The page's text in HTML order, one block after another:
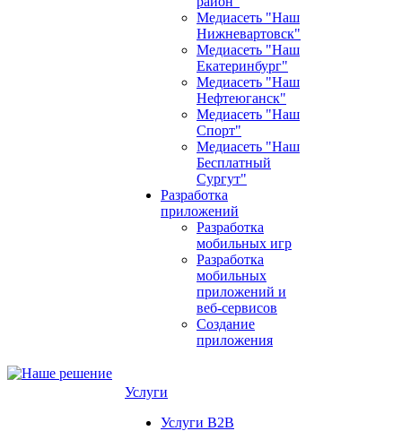
Медиасеть "Наш
Нижневартовск"
Медиасеть "Наш
Екатеринбург"
Медиасеть "Наш
Нефтеюганск"
Медиасеть "Наш
Спорт"
Медиасеть "Наш
Бесплатный
Сургут"
Разработка
приложений
Разработка
мобильных игр
Разработка
мобильных
приложений и
веб-сервисов
Создание
приложения
Услуги
Услуги B2B